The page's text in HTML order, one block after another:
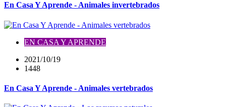
En Casa Y Aprende - Animales invertebrados
EN CASA Y APRENDE
2021/10/19
1448
En Casa Y Aprende - Animales vertebrados